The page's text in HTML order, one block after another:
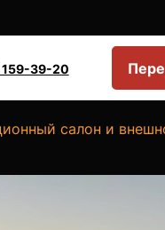
159-39-20
салон и